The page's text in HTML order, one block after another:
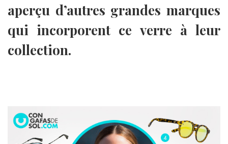
aperçu d’autres grandes marques
qui incorporent ce verre à leur
collection.